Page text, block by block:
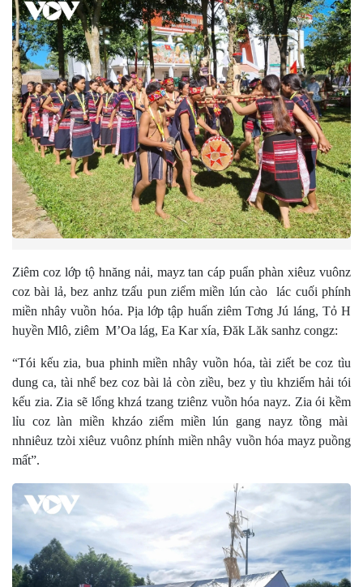
Ziêm coz lớp tộ hnăng nải, mayz tan cáp puẩn phàn xiêuz vuônz
coz bài lả, bez anhz tzấu pun ziểm miền lún cào lác cuối phính
miền nhây vuồn hóa. Pịa lớp tập huấn ziêm Tơng Jú láng, Tỏ H
huyền Mlô, ziêm M’Oa lág, Ea Kar xía, Đăk Lăk sanhz congz:
“Tói kếu zia, bua phinh miền nhây vuồn hóa, tài ziết be coz tìu
dung ca, tài nhể bez coz bài lả còn ziều, bez y tìu khziếm hải tói
kếu zia. Zia sẽ lổng khzá tzang tziênz vuồn hóa nayz. Zia ói kềm
lỉu coz làn miền khzáo ziểm miền lún gang nayz tồng mài
nhniêuz tzòi xiêuz vuônz phính miền nhây vuồn hóa mayz puồng
mất”.